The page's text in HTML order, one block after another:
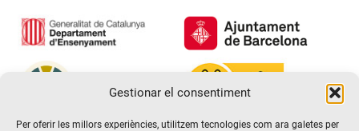
Gestionar el consentiment
Per oferir les millors experiències, utilitzem tecnologies com ara galetes per